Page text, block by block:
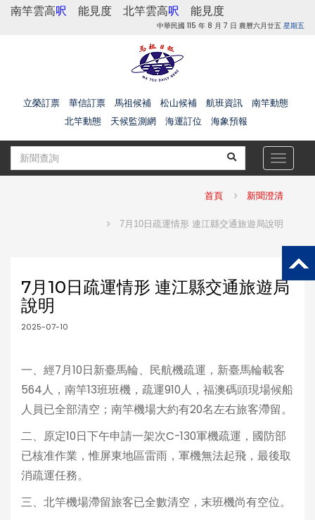
南竿雲高呎 能見度 北竿雲高呎 能見度
中華民國 115 年 8 月 7 日 農曆六月廿五 星期五
立榮訂票 華信訂票 馬祖候補 松山候補 航班資訊
南竿動態
北竿動態
天候監測網 海運訂位 海象預報
Toggle
首頁 新聞澄清
7月10日疏運情形 連江縣交通旅遊局說明
7月10日疏運情形 連江縣交通旅遊局
說明
2025-07-10
一、經7月10日新臺馬輪、民航機疏運，新臺馬輪載客
564人，南竿13班班機，疏運910人，福澳碼頭現場候船
人員已全部清空；南竿機場大約有20名左右旅客滯留。
二、原定10日下午申請一架次C-130軍機疏運，國防部
已核准作業，惟屏東地區雷雨，軍機無法起飛，最後取
消疏運任務。
三、北竿機場滯留旅客已全數清空，末班機尚有空位。